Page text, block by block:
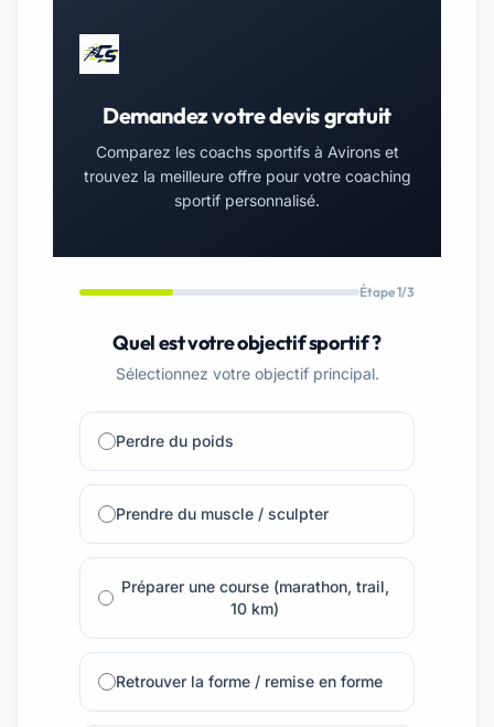
Demandez votre devis gratuit
Comparez les coachs sportifs à Avirons et
trouvez la meilleure offre pour votre coaching
sportif personnalisé.
Étape 1/3
Quel est votre objectif sportif ?
Sélectionnez votre objectif principal.
Perdre du poids
Prendre du muscle / sculpter
Préparer une course (marathon, trail,
10 km)
Retrouver la forme / remise en forme